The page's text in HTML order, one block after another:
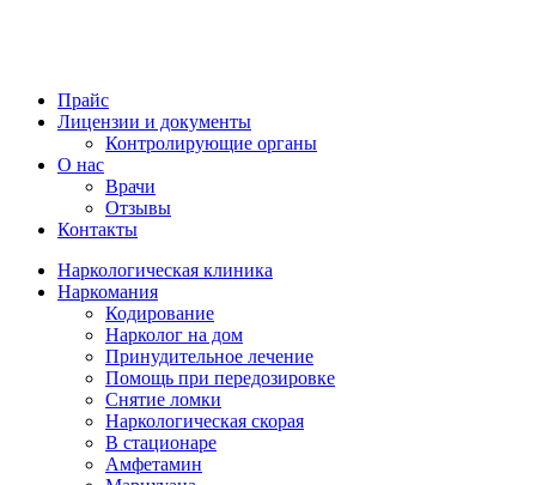
Прайс
Лицензии и документы
Контролирующие органы
О нас
Врачи
Отзывы
Контакты
Наркологическая клиника
Наркомания
Кодирование
Нарколог на дом
Принудительное лечение
Помощь при передозировке
Снятие ломки
Наркологическая скорая
В стационаре
Амфетамин